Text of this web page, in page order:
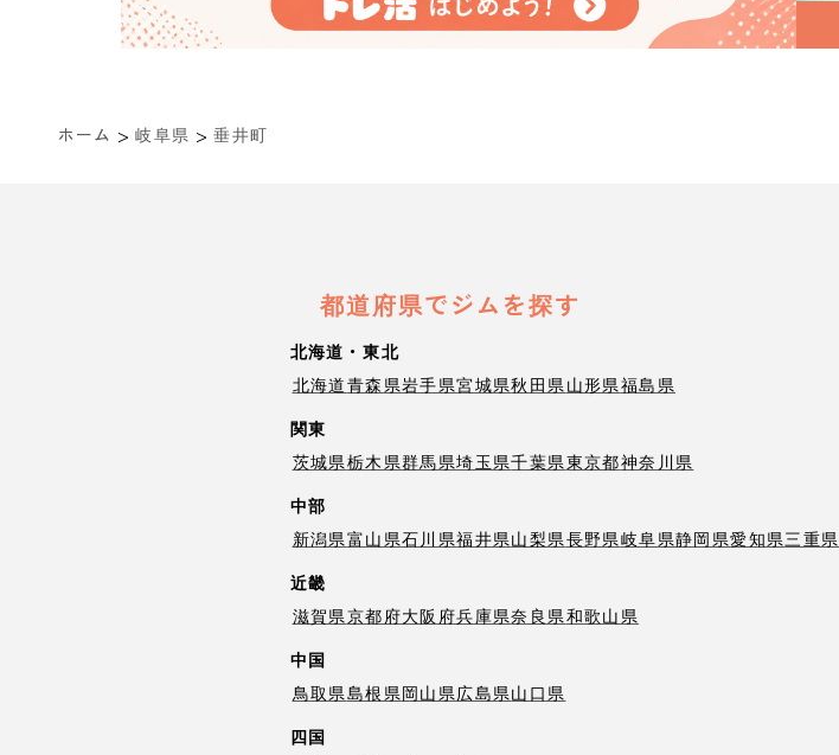
ホーム > 岐阜県 > 垂井町
都道府県でジムを探す
北海道・東北
北海道青森県岩手県宮城県秋田県山形県福島県
関東
茨城県栃木県群馬県埼玉県千葉県東京都神奈川県
中部
新潟県富山県石川県福井県山梨県長野県岐阜県静岡県愛知県三重県
近畿
滋賀県京都府大阪府兵庫県奈良県和歌山県
中国
鳥取県島根県岡山県広島県山口県
四国